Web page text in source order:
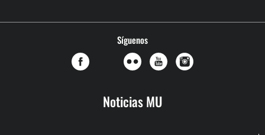
Síguenos
Noticias MU